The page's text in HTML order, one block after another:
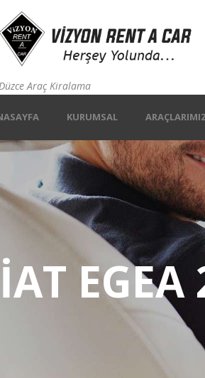
Düzce Araç Kiralama
KURUMSAL
EGEA